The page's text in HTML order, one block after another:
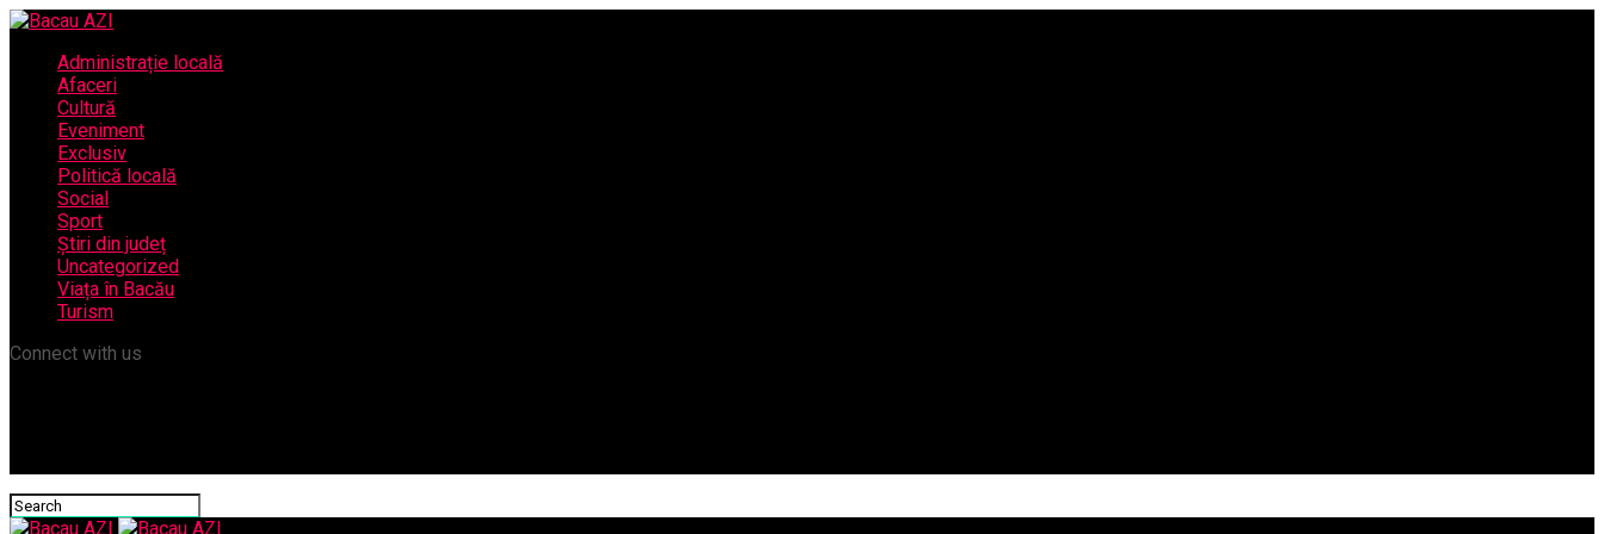
Administrație locală
Afaceri
Cultură
Eveniment
Exclusiv
Politică locală
Social
Sport
Știri din județ
Uncategorized
Viața în Bacău
Turism
Connect with us